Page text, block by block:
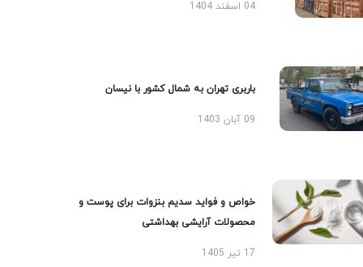
04 اسفند 1404
باربری تهران به شمال کشور با نیسان
09 آبان 1403
خواص و فواید سدیم بنزوات برای پوست و
محصولات آرایشی بهداشتی
17 تیر 1405